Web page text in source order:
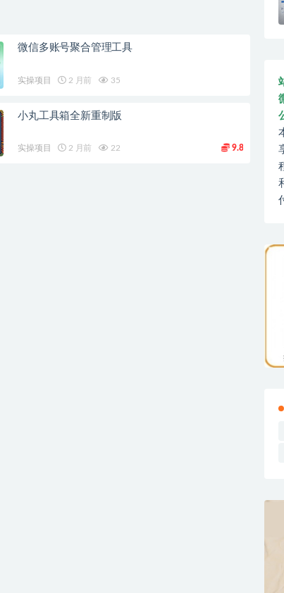
微信多账号聚合管理工具
实操项目 2 月前 35
小丸工具箱全新重制版
实操项目 2 月前 22 9.8